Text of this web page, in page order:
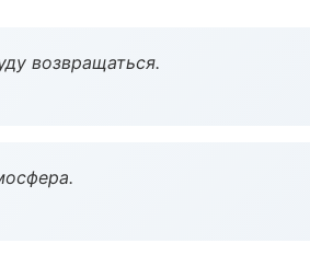
возвращаться.